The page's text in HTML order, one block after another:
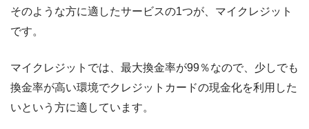
そのような方に適したサービスの1つが、マイクレジット
です。
マイクレジットでは、最大換金率が99％なので、少しでも
換金率が高い環境でクレジットカードの現金化を利用した
いという方に適しています。